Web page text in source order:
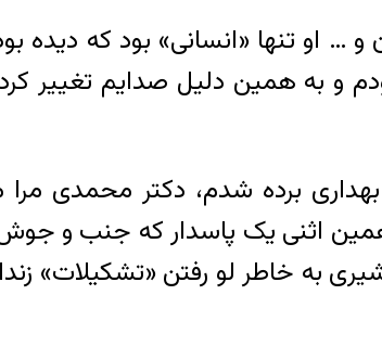
… او تنها «انسانی» بود که
و به همین دلیل صدایم تغییر
برده شدم، دکتر محمدی
اثنی یک پاسدار که جنب و جوش
به خاطر لو رفتن «تشکیلات»